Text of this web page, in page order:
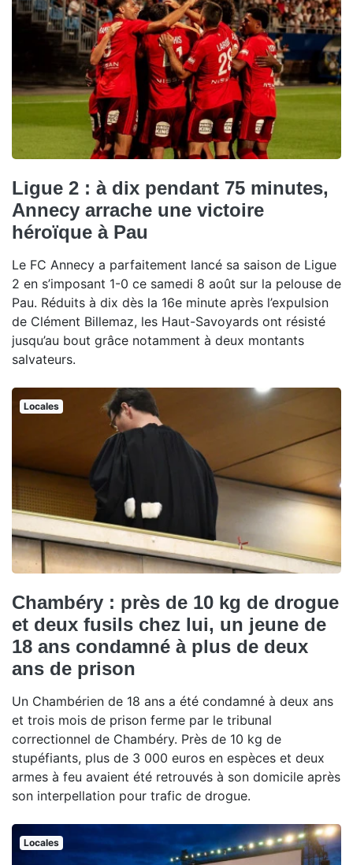
Ligue 2 : à dix pendant 75 minutes,
Annecy arrache une victoire
héroïque à Pau
Le FC Annecy a parfaitement lancé sa saison de Ligue
2 en s’imposant 1-0 ce samedi 8 août sur la pelouse de
Pau. Réduits à dix dès la 16e minute après l’expulsion
de Clément Billemaz, les Haut-Savoyards ont résisté
jusqu’au bout grâce notamment à deux montants
salvateurs.
Locales
Chambéry : près de 10 kg de drogue
et deux fusils chez lui, un jeune de
18 ans condamné à plus de deux
ans de prison
Un Chambérien de 18 ans a été condamné à deux ans
et trois mois de prison ferme par le tribunal
correctionnel de Chambéry. Près de 10 kg de
stupéfiants, plus de 3 000 euros en espèces et deux
armes à feu avaient été retrouvés à son domicile après
son interpellation pour trafic de drogue.
Locales